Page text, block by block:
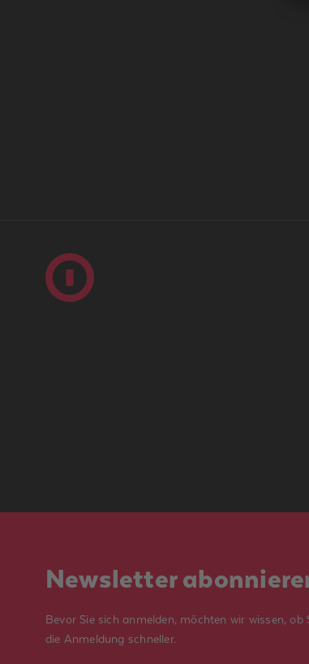
Newsletter
Bevor Sie sich anmelden, möchten wir wissen,
die Anmeldung schneller.